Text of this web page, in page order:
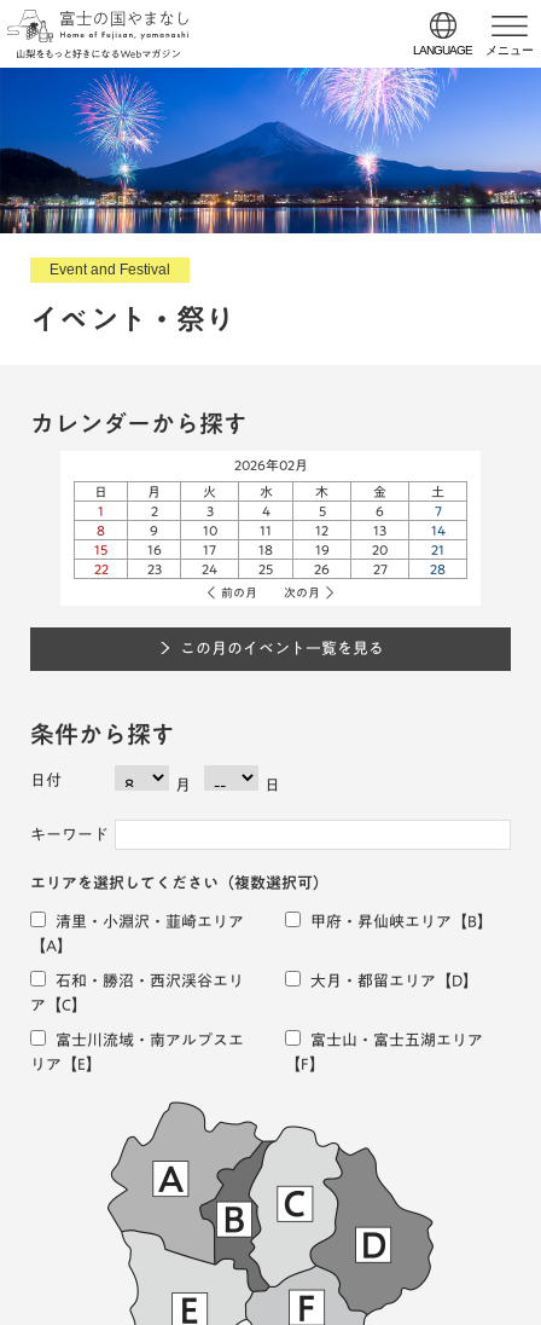
LANGUAGE メニュー
Event and Festival
イベント・祭り
カレンダーから探す
2026年02月
日
月 火 水 木 金
土
1
2 3 4 5 6
7
8
9 10 11 12 13
14
15
16 17 18 19 20
21
22
23 24 25 26 27 28
前の月 次の月
この月のイベント一覧を見る
条件から探す
日付 月 日
キーワード
エリアを選択してください （複数選択可）
清里・小淵沢・韮崎エリア
【A】
甲府・昇仙峡エリア 【B】
石和・勝沼・西沢渓谷エリ
ア 【C】
大月・都留エリア 【D】
富士川流域・南アルプスエ
リア 【E】
富士山・富士五湖エリア
【F】